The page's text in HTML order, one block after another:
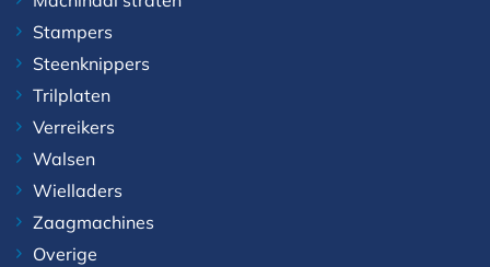
Stampers
Steenknippers
Trilplaten
Verreikers
Walsen
Wielladers
Zaagmachines
Overige